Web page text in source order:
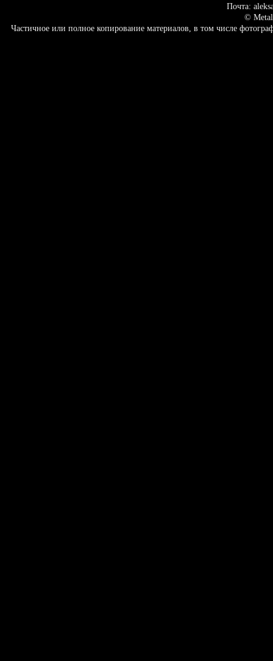
Почта:
©
Частичное или полное копирование материалов, в том числе